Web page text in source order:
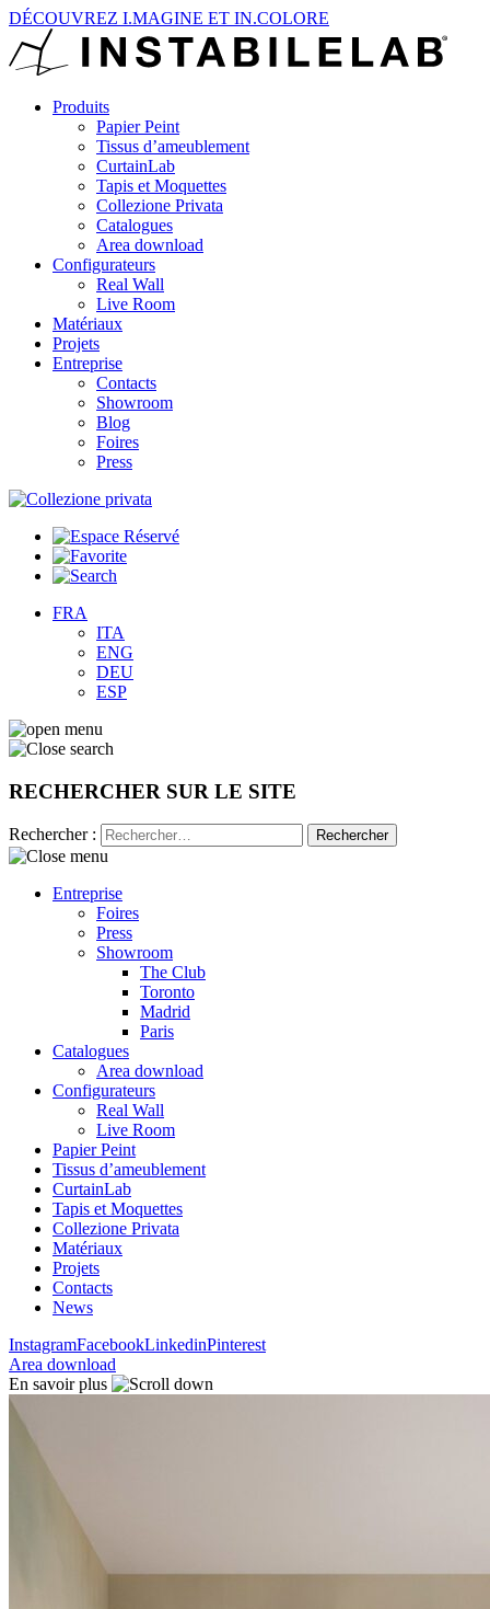
DÉCOUVREZ I.MAGINE ET IN.COLORE
Produits
Papier Peint
Tissus d’ameublement
CurtainLab
Tapis et Moquettes
Collezione Privata
Catalogues
Area download
Configurateurs
Real Wall
Live Room
Matériaux
Projets
Entreprise
Contacts
Showroom
Blog
Foires
Press
FRA
ITA
ENG
DEU
ESP
RECHERCHER SUR LE SITE
Rechercher :
Entreprise
Foires
Press
Showroom
The Club
Toronto
Madrid
Paris
Catalogues
Area download
Configurateurs
Real Wall
Live Room
Papier Peint
Tissus d’ameublement
CurtainLab
Tapis et Moquettes
Collezione Privata
Matériaux
Projets
Contacts
News
InstagramFacebookLinkedinPinterest
Area download
En savoir plus